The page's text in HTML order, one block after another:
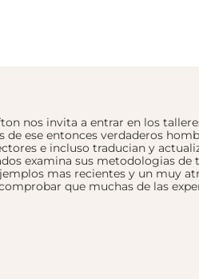
nos invita a entrar en los
ese entonces verdaderos
e incluso traducian y
examina sus metodologias
mas recientes y un muy
que muchas de las